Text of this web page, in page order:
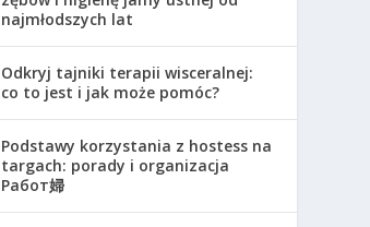
najmłodszych lat
Odkryj tajniki terapii wisceralnej:
co to jest i jak może pomóc?
Podstawy korzystania z hostess na
targach: porady i organizacja
Работ婦